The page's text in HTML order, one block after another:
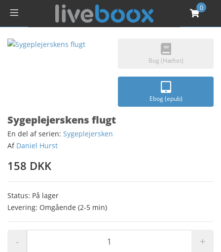
0
Bog (Hæftet)
Ebog (epub)
Sygeplejerskens flugt
En del af serien: Sygeplejersken
Af Daniel Hurst
158 DKK
Status: På lager
Levering: Omgående (2-5 min)
- +